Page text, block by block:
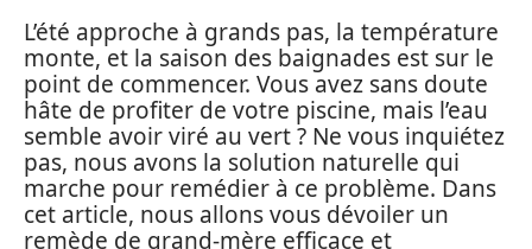
L’été approche à grands pas, la température
monte, et la saison des baignades est sur le
point de commencer. Vous avez sans doute
hâte de profiter de votre piscine, mais l’eau
semble avoir viré au vert ? Ne vous inquiétez
pas, nous avons la solution naturelle qui
marche pour remédier à ce problème. Dans
cet article, nous allons vous dévoiler un
remède de grand-mère efficace et